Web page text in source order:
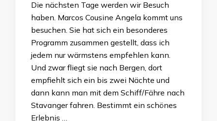
Die nächsten Tage werden wir Besuch
haben. Marcos Cousine Angela kommt uns
besuchen. Sie hat sich ein besonderes
Programm zusammen gestellt, dass ich
jedem nur wärmstens empfehlen kann.
Und zwar fliegt sie nach Bergen, dort
empfiehlt sich ein bis zwei Nächte und
dann kann man mit dem Schiff/Fähre nach
Stavanger fahren. Bestimmt ein schönes
Erlebnis …